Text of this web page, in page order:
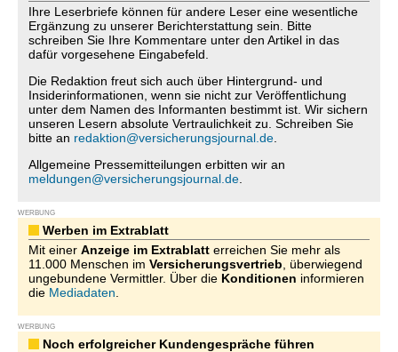
Ihre Leserbriefe können für andere Leser eine wesentliche
Ergänzung zu unserer Berichterstattung sein. Bitte
schreiben Sie Ihre Kommentare unter den Artikel in das
dafür vorgesehene Eingabefeld.
Die Redaktion freut sich auch über Hintergrund- und
Insiderinformationen, wenn sie nicht zur Veröffentlichung
unter dem Namen des Informanten bestimmt ist. Wir sichern
unseren Lesern absolute Vertraulichkeit zu. Schreiben Sie
bitte an redaktion@versicherungsjournal.de
Allgemeine Pressemitteilungen erbitten wir an
meldungen@versicherungsjournal.de
WERBUNG
Werben im Extrablatt
Mit einer Anzeige im Extrablatt erreichen Sie mehr als
11.000 Menschen im Versicherungsvertrieb , überwiegend
ungebundene Vermittler. Über die Konditionen informieren
die Mediadaten
WERBUNG
Noch erfolgreicher Kundengespräche führen